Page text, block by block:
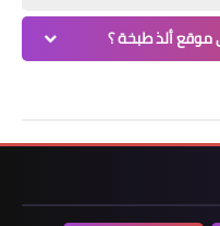
ألذ طبخة ؟